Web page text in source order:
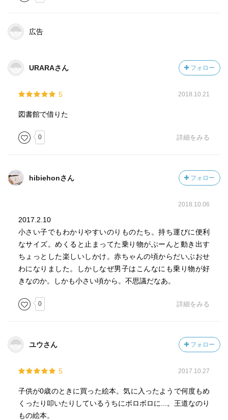
広告
URARAさん フォロー
5 2018.10.21
図書館で借りた
0 詳細をみる
hibiehonさん フォロー
2018.10.06
2017.2.10
小さい子でもわかりやすいのりものたち。持ち運びに便利
なサイズ。めくると止まってた乗り物がぶーんと動き出す
ちょっとした楽しいしかけ。赤ちゃんの頃からだいぶおせ
わになりました。しかしなぜ男子はこんなにも乗り物が好
きなのか。しかも小さい頃から。不思議だなあ。
0 詳細をみる
ユウさん フォロー
5 2017.10.27
子供が0歳のときに買った絵本。気に入ったようで何度もめ
くったり叩いたりしているうちにボロボロに...。王道なのり
もの絵本。